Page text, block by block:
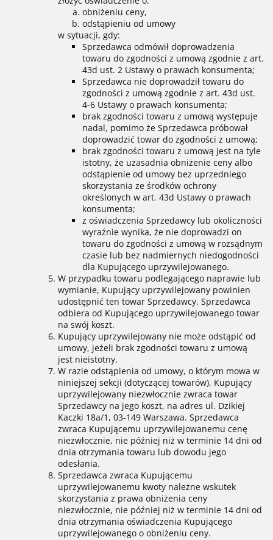
obniżeniu ceny,
odstąpieniu od umowy
w sytuacji, gdy:
Sprzedawca odmówił doprowadzenia
towaru do zgodności z umową zgodnie z art.
43d ust. 2 Ustawy o prawach konsumenta;
Sprzedawca nie doprowadził towaru do
zgodności z umową zgodnie z art. 43d ust.
4-6 Ustawy o prawach konsumenta;
brak zgodności towaru z umową występuje
nadal, pomimo że Sprzedawca próbował
doprowadzić towar do zgodności z umową;
brak zgodności towaru z umową jest na tyle
istotny, że uzasadnia obniżenie ceny albo
odstąpienie od umowy bez uprzedniego
skorzystania ze środków ochrony
określonych w art. 43d Ustawy o prawach
konsumenta;
z oświadczenia Sprzedawcy lub okoliczności
wyraźnie wynika, że nie doprowadzi on
towaru do zgodności z umową w rozsądnym
czasie lub bez nadmiernych niedogodności
dla Kupującego uprzywilejowanego.
W przypadku towaru podlegającego naprawie lub
wymianie, Kupujący uprzywilejowany powinien
udostępnić ten towar Sprzedawcy. Sprzedawca
odbiera od Kupującego uprzywilejowanego towar
na swój koszt.
Kupujący uprzywilejowany nie może odstąpić od
umowy, jeżeli brak zgodności towaru z umową
jest nieistotny.
W razie odstąpienia od umowy, o którym mowa w
niniejszej sekcji (dotyczącej towarów), Kupujący
uprzywilejowany niezwłocznie zwraca towar
Sprzedawcy na jego koszt, na adres ul. Dzikiej
Kaczki 18a/1, 03-149 Warszawa. Sprzedawca
zwraca Kupującemu uprzywilejowanemu cenę
niezwłocznie, nie później niż w terminie 14 dni od
dnia otrzymania towaru lub dowodu jego
odesłania.
Sprzedawca zwraca Kupującemu
uprzywilejowanemu kwoty należne wskutek
skorzystania z prawa obniżenia ceny
niezwłocznie, nie później niż w terminie 14 dni od
dnia otrzymania oświadczenia Kupującego
uprzywilejowanego o obniżeniu ceny.